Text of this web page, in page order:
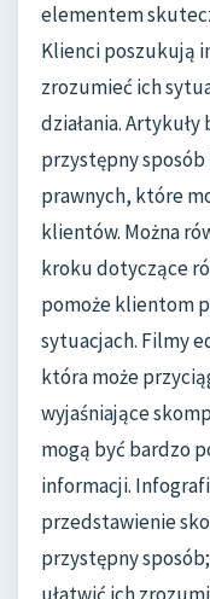
elementem
Klienci poszukują
zrozumieć ich
działania.
przystępny
prawnych, które
klientów. Można
kroku dotyczące
pomoże klientom
sytuacjach. Filmy
która może
wyjaśniające
mogą być bardzo
informacji.
przedstawienie
przystępny